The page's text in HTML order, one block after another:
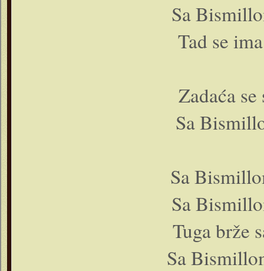
Sa
Tad se
Zadaća
Sa
Sa
Sa
Tuga brže
Sa